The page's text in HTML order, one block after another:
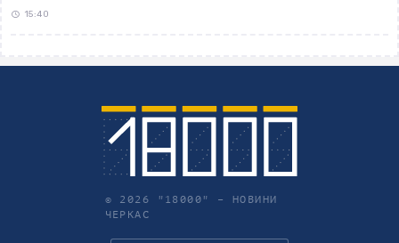
15:40
© 2026 "18000" – НОВИНИ
ЧЕРКАС